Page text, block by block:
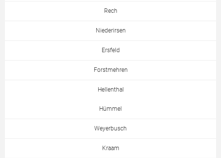
Rech
Niederirsen
Ersfeld
Forstmehren
Hellenthal
Hümmel
Weyerbusch
Kraam